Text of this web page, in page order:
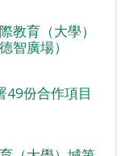
教育（大學）
廣場）
49份合作項目